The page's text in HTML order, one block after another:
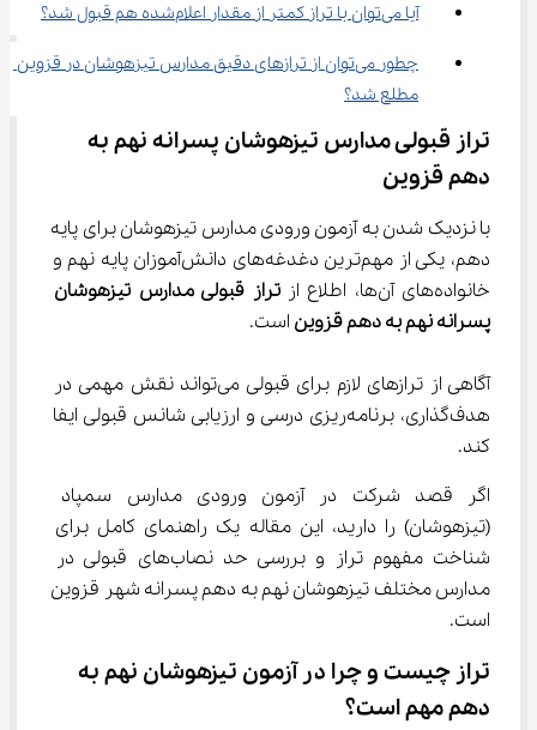
آیا می‌توان با تراز کمتر از مقدار اعلام‌شده هم قبول شد؟
چطور می‌توان از ترازهای دقیق مدارس تیزهوشان در قزوین
مطلع شد؟
تراز قبولی مدارس تیزهوشان پسرانه نهم به
دهم قزوین
با نزدیک شدن به آزمون ورودی مدارس تیزهوشان برای پایه
دهم، یکی از مهم‌ترین دغدغه‌های دانش‌آموزان پایه نهم و
خانواده‌های آن‌ها، اطلاع از
تراز قبولی مدارس تیزهوشان
پسرانه نهم به دهم قزوین است.
آگاهی از ترازهای لازم برای قبولی می‌تواند نقش مهمی در
هدف‌گذاری، برنامه‌ریزی درسی و ارزیابی شانس قبولی ایفا
کند.
اگر قصد شرکت در آزمون ورودی مدارس سمپاد
(تیزهوشان) را دارید، این مقاله یک راهنمای کامل برای
شناخت مفهوم تراز و بررسی حد نصاب‌های قبولی در
مدارس مختلف تیزهوشان نهم به دهم پسرانه شهر قزوین
است.
تراز چیست و چرا در آزمون تیزهوشان نهم به
دهم مهم است؟